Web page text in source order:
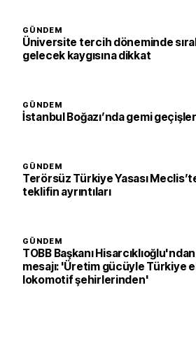
GÜNDEM
Üniversite tercih döneminde
gelecek kaygısına dikkat
GÜNDEM
İstanbul Boğazı’nda gemi
GÜNDEM
Terörsüz Türkiye Yasası
teklifin ayrıntıları
GÜNDEM
TOBB Başkanı
mesajı: 'Üretim gücüyle Türkiye
lokomotif şehirlerinden'